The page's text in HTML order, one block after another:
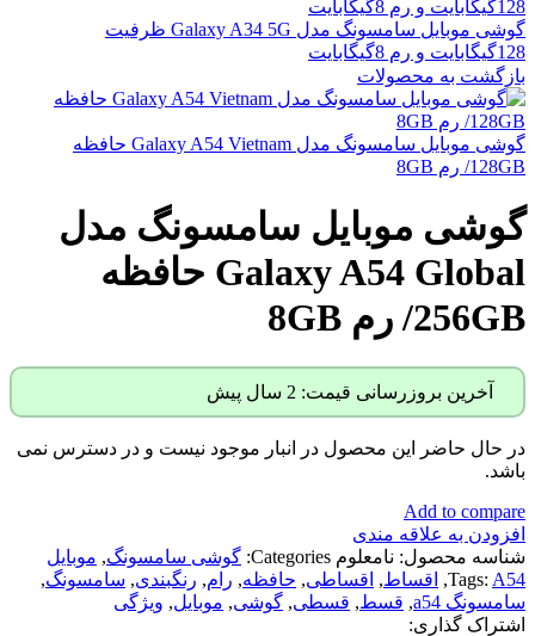
گوشی موبایل سامسونگ مدل Galaxy A34 5G ظرفیت
128گیگابایت و رم 8گیگابایت
بازگشت به محصولات
گوشی موبایل سامسونگ مدل Galaxy A54 Vietnam حافظه
128GB/ رم 8GB
گوشی موبایل سامسونگ مدل
Galaxy A54 Global حافظه
256GB/ رم 8GB
آخرین بروزرسانی قیمت: 2 سال پیش
در حال حاضر این محصول در انبار موجود نیست و در دسترس نمی
باشد.
Add to compare
افزودن به علاقه مندی
شناسه محصول: نامعلوم Categories: گوشی سامسونگ, موبایل
Tags: A54
, اقساط, اقساطی, حافظه, رام, رنگبندی, سامسونگ,
سامسونگ a54
, قسط, قسطی, گوشی, موبایل, ویژگی
اشتراک گذاری: